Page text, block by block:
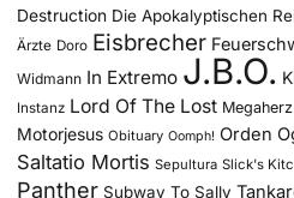
Destruction Die Apokalyptischen
Ärzte Doro Eisbrecher
Widmann In Extremo J.B.O.
Instanz Lord Of The Lost Megaherz
Motorjesus Obituary Oomph! Orden
Saltatio Mortis Sepultura Slick's
Panther Subway To Sally